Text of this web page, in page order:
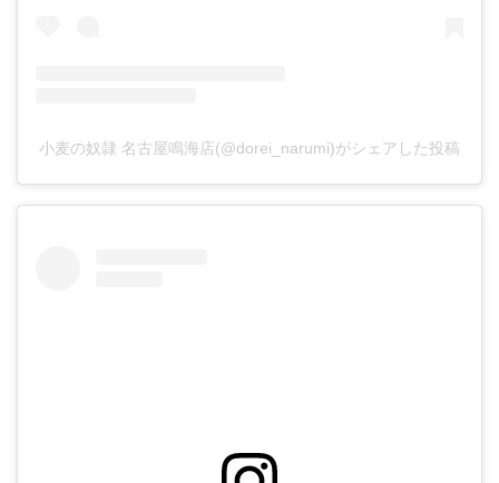
小麦の奴隷 名古屋鳴海店(@dorei_narumi)がシェアした投稿